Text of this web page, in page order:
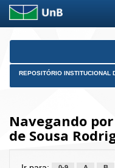
Skip
REPOSITÓRIO INSTITUCIONAL
Navegando
de Sousa